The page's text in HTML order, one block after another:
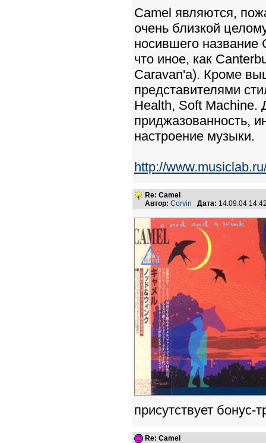
Camel являются,
очень близкой
носившего название
что иное, как
Caravan'а). Кроме
представителями
Health, Soft Machine.
приджазованность,
настроение музыки.
http://
Re: Camel
Автор: Corvin Дата: 14.09.04
присутствует бонус-
Re: Camel